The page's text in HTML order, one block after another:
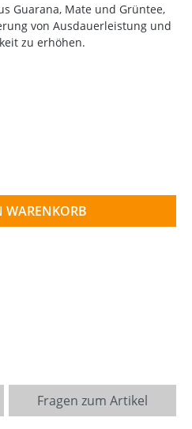
Guarana, Mate und Grüntee,
von Ausdauerleistung und
zu erhöhen.
Wert
WARENKORB
Fragen zum Artikel